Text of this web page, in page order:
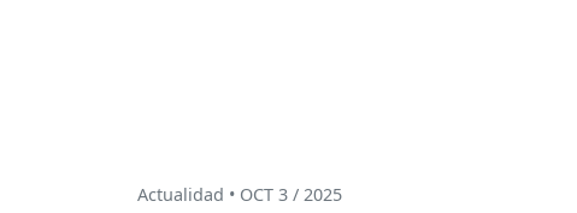
Actualidad • OCT 3 / 2025